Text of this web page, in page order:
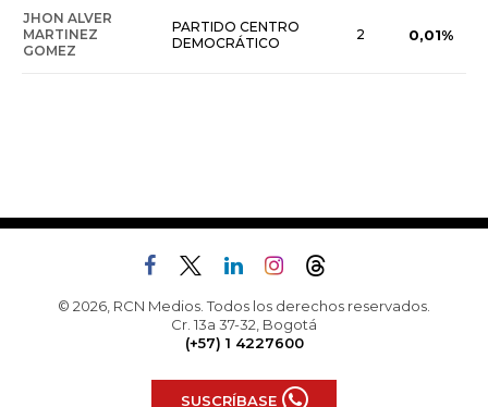
JHON ALVER
MARTINEZ
GOMEZ
PARTIDO CENTRO
DEMOCRÁTICO
2 0,01%
© 2026, RCN Medios. Todos los derechos reservados.
Cr. 13a 37-32, Bogotá
(+57) 1 4227600
SUSCRÍBASE